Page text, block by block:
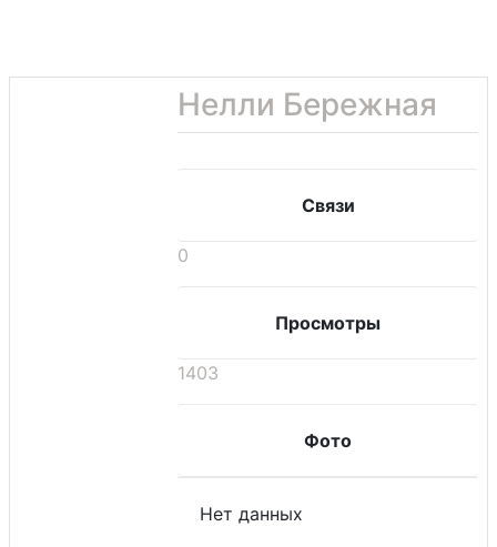
Нелли Бережная
Связи
0
Просмотры
1403
Фото
Нет данных